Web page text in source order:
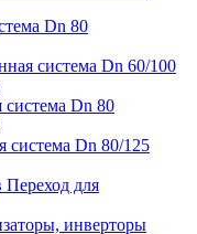
Dn 80
Dn 60/100
Dn 80
Dn 80/125
Переход для